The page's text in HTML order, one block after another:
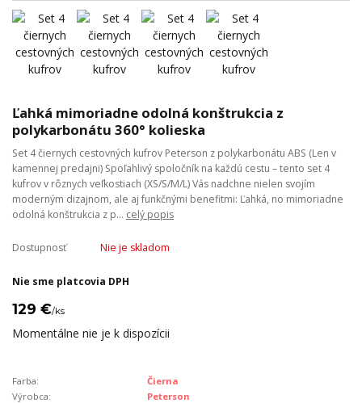
Ľahká mimoriadne odolná konštrukcia z
polykarbonátu 360° kolieska
Set 4 čiernych cestovných kufrov Peterson z polykarbonátu ABS (Len v
kamennej predajni) Spoľahlivý spoločník na každú cestu – tento set 4
kufrov v rôznych veľkostiach (XS/S/M/L) Vás nadchne nielen svojím
moderným dizajnom, ale aj funkčnými benefitmi: Ľahká, no mimoriadne
odolná konštrukcia z p... celý popis
Dostupnosť Nie je skladom
Nie sme platcovia DPH
129 €/ks
Momentálne nie je k dispozícii
Farba:
Čierna
Výrobca:
Peterson